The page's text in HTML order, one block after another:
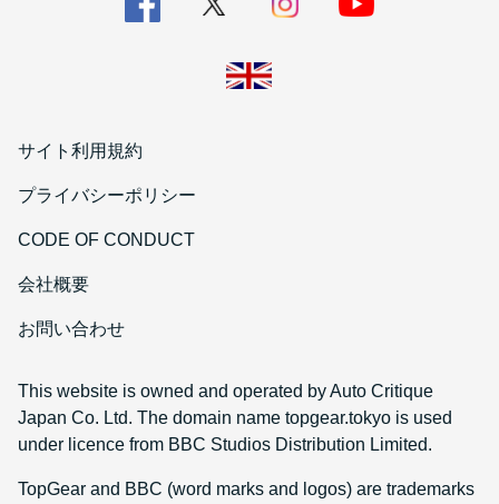
サイト利用規約
プライバシーポリシー
CODE OF CONDUCT
会社概要
お問い合わせ
This website is owned and operated by Auto Critique
Japan Co. Ltd. The domain name topgear.tokyo is used
under licence from BBC Studios Distribution Limited.
TopGear and BBC (word marks and logos) are trademarks